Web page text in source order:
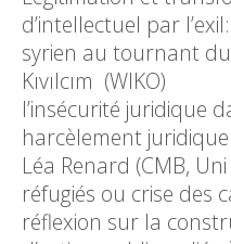
d’intellectuel par
syrien au tournant
Kıvılcım (WIKO)
l’insécurité juridique
harcèlement
Léa Renard (CMB,
réfugiés ou crise des
réflexion sur la